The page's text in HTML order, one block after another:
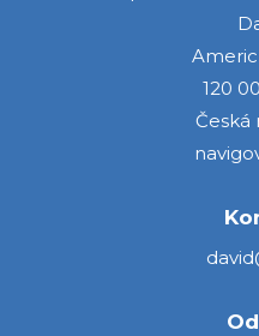
120
Česká